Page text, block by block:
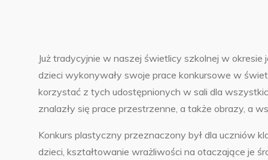
Już tradycyjnie w naszej świetlicy szkolnej w okresie
dzieci wykonywały swoje prace konkursowe w
korzystać z tych udostępnionych w sali dla
znalazły się prace przestrzenne, a także obrazy, a
Konkurs plastyczny przeznaczony był dla uczniów
dzieci, kształtowanie wrażliwości na otaczające je